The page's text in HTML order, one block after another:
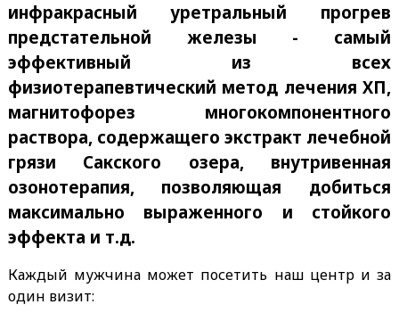
инфракрасный уретральный прогрев
предстательной железы - самый
эффективный из всех
физиотерапевтический метод лечения ХП,
магнитофорез многокомпонентного
раствора, содержащего экстракт лечебной
грязи Сакского озера, внутривенная
озонотерапия, позволяющая добиться
максимально выраженного и стойкого
эффекта и т.д.
Каждый мужчина может посетить наш центр и за
один визит: